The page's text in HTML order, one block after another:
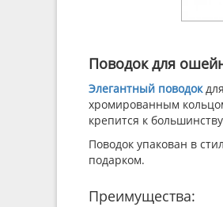
Поводок для
Элегантный поводок
хромированным
крепится к
Поводок упакован в
подарком.
Преимущества: